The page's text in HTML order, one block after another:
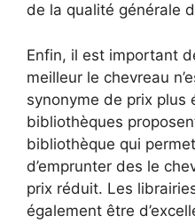
de la qualité générale
Enfin, il est important
meilleur le chevreau
synonyme de prix plus
bibliothèques
bibliothèque qui
d’emprunter des le
prix réduit. Les
également être